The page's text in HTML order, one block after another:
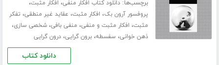
برچسب‌ها:دانلود کتاب افکار منفی، افکار مثبت،
پروفسور آرون بک، افکار مثبت، عقاید غیر منطقی، تفکر
مثبت، افکار مثبت و منفی، منفی بافی،شخصی سازی،
ذهن خوانی، سفسطه،برون گرایی،درون گرایی
دانلود کتاب